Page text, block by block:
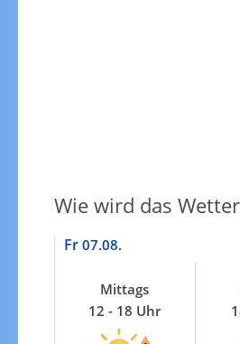
Wie wird das
Fr 07.08.
Mittags
12 - 18 Uhr